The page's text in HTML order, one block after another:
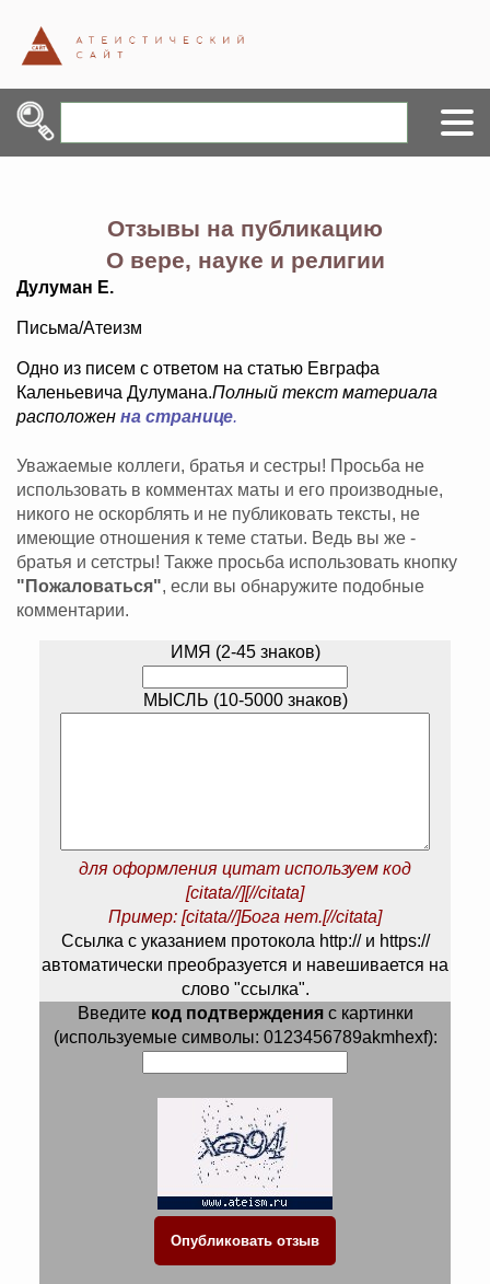
Отзывы на публикацию
О вере, науке и религии
Дулуман Е.
Письма/Атеизм
Одно из писем с ответом на статью Евграфа
Каленьевича Дулумана.Полный текст материала
расположен на странице.
Уважаемые коллеги, братья и сестры! Просьба не
использовать в комментах маты и его производные,
никого не оскорблять и не публиковать тексты, не
имеющие отношения к теме статьи. Ведь вы же -
братья и сетстры! Также просьба использовать кнопку
"Пожаловаться", если вы обнаружите подобные
комментарии.
ИМЯ (2-45 знаков)
МЫСЛЬ (10-5000 знаков)
для оформления цитат используем код
[citata//][//citata]
Пример: [citata//]Бога нет.[//citata]
Ссылка с указанием протокола http:// и https://
автоматически преобразуется и навешивается на
слово "ссылка".
Введите код подтвержденияс картинки
(используемые символы: 0123456789akmhexf):